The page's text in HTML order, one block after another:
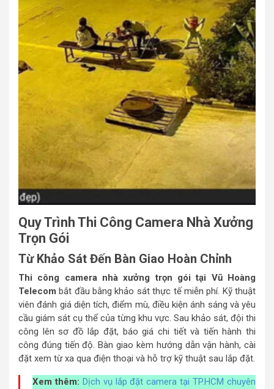
Quy Trình Thi Công Camera Nhà Xưởng
Trọn Gói
Từ Khảo Sát Đến Bàn Giao Hoàn Chỉnh
Thi công camera nhà xưởng trọn gói tại Vũ Hoàng
Telecom bắt đầu bằng khảo sát thực tế miễn phí. Kỹ thuật
viên đánh giá diện tích, điểm mù, điều kiện ánh sáng và yêu
cầu giám sát cụ thể của từng khu vực. Sau khảo sát, đội thi
công lên sơ đồ lắp đặt, báo giá chi tiết và tiến hành thi
công đúng tiến độ. Bàn giao kèm hướng dẫn vận hành, cài
đặt xem từ xa qua điện thoại và hỗ trợ kỹ thuật sau lắp đặt.
Xem thêm: Dịch vụ lắp đặt camera tại TP.HCM chuyên